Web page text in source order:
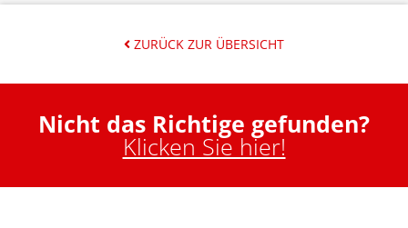
ZURÜCK ZUR ÜBERSICHT
Nicht das Richtige gefunden?
Klicken Sie hier!